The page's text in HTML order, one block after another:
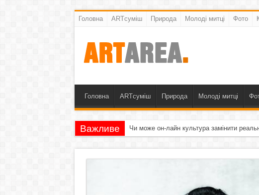
Головна ARTсуміш Природа Молоді митці Фото
Головна ARTсуміш Природа Молоді митці
Важливе Чи може он-лайн культура замінити